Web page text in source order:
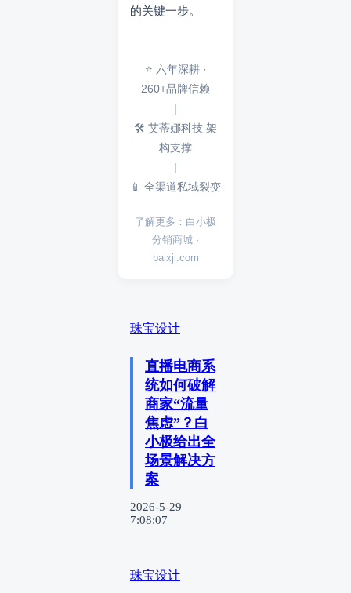
的关键一步。
⭐ 六年深耕 ·
260+品牌信赖
|
🛠️ 艾蒂娜科技 架
构支撑
|
📱 全渠道私域裂变
了解更多：白小极
分销商城 ·
baixji.com
珠宝设计
直播电商系
统如何破解
商家“流量
焦虑”？白
小极给出全
场景解决方
案
2026-5-29
7:08:07
珠宝设计